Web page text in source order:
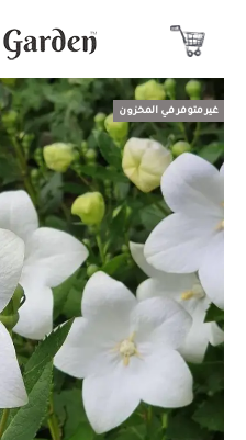
غير متوفر في المخزون